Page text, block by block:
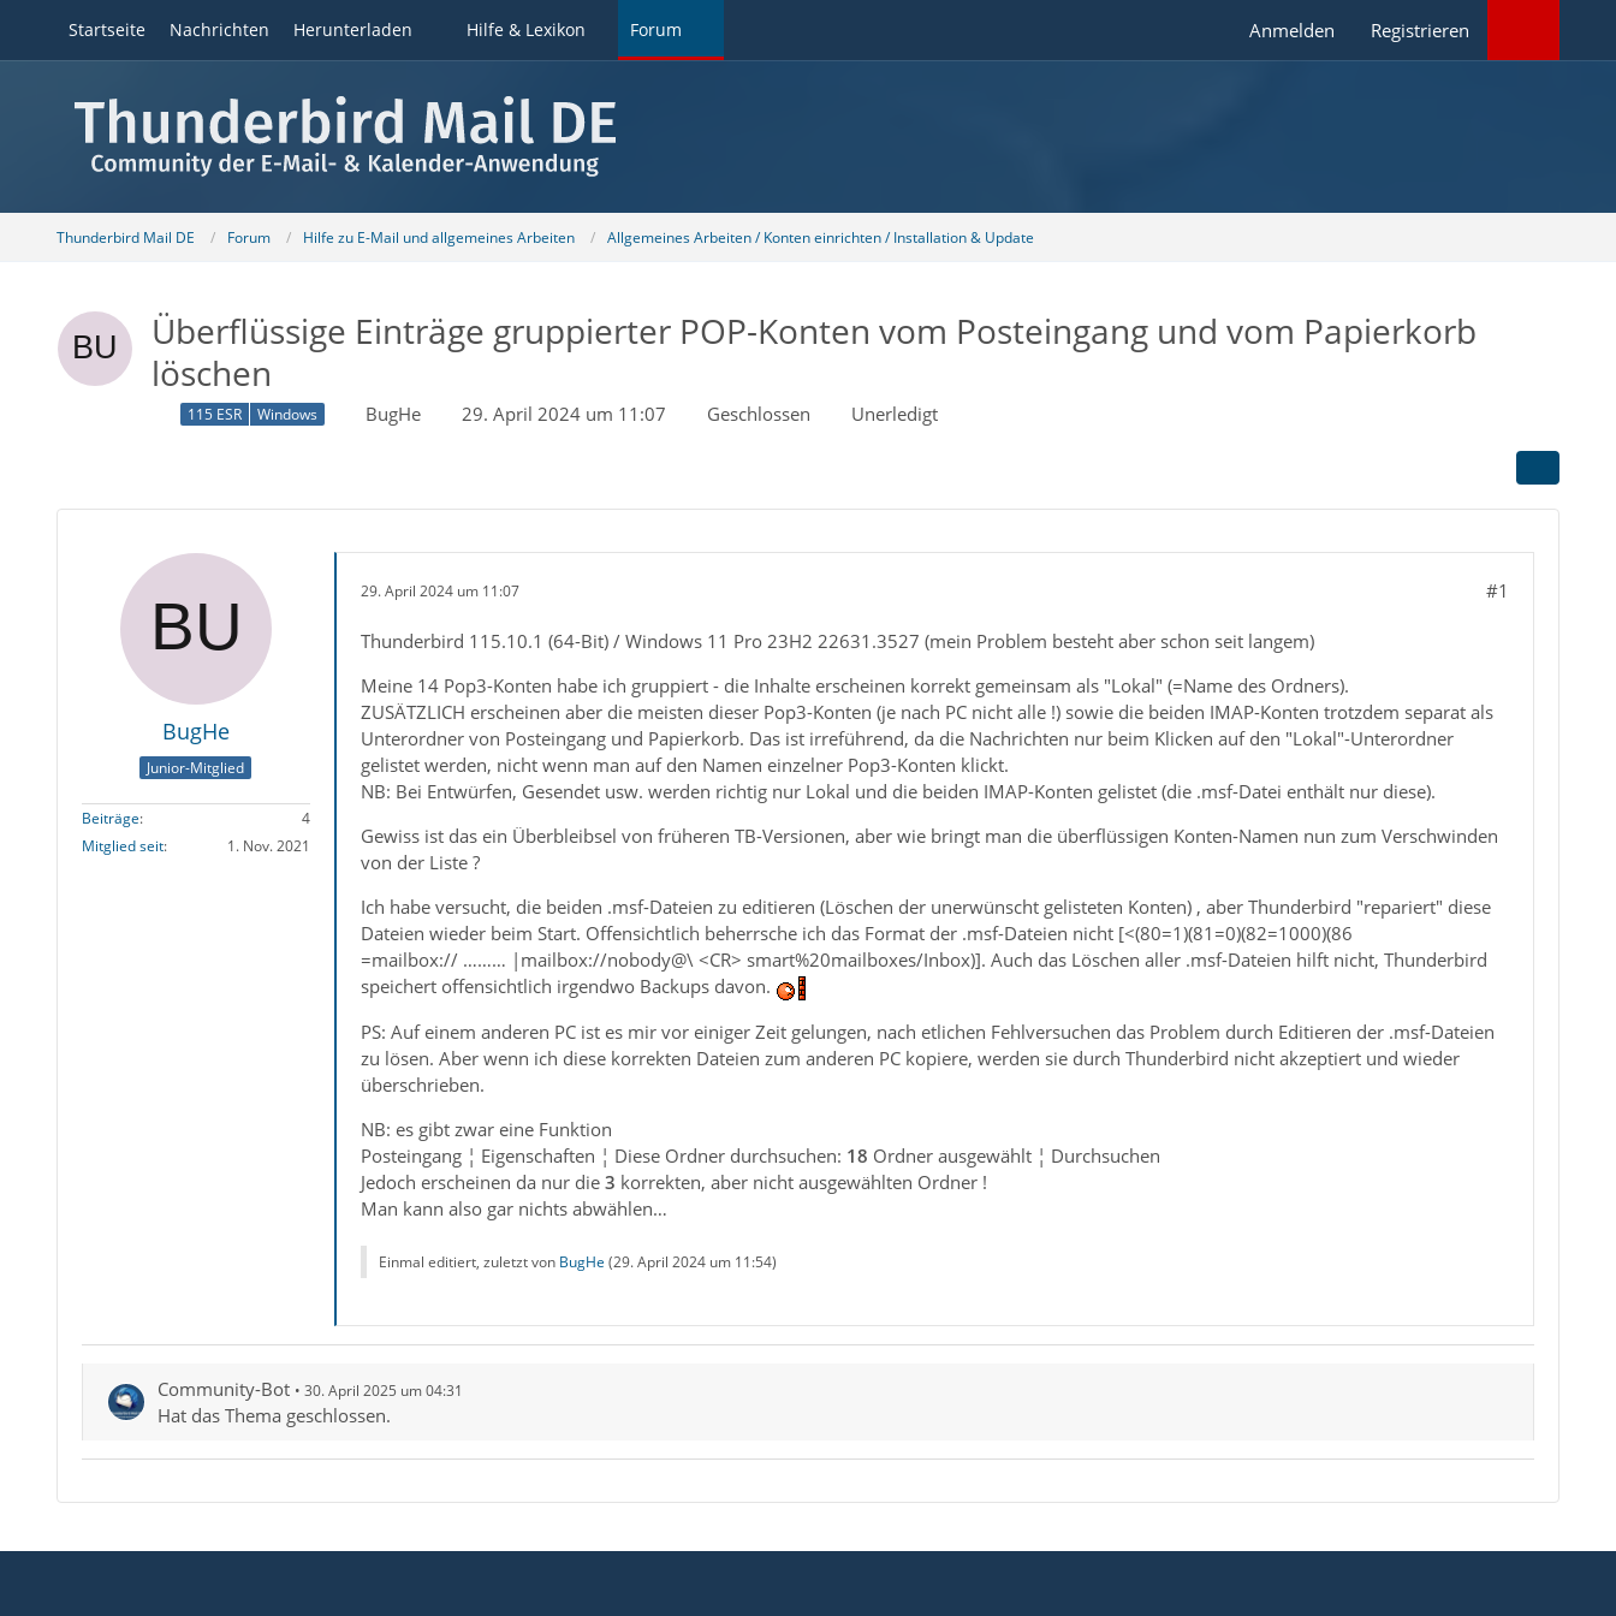
Startseite Nachrichten Herunterladen Hilfe & Lexikon Forum Anmelden Registrieren
Thunderbird Mail DE Forum Hilfe zu E-Mail und allgemeines Arbeiten Allgemeines Arbeiten / Konten einrichten / Installation & Update
Überflüssige Einträge gruppierter POP-Konten vom Posteingang und vom Papierkorb
löschen
115 ESR Windows BugHe 29. April 2024 um 11:07 Geschlossen Unerledigt
BugHe
Junior-Mitglied
Beiträge
4
Mitglied seit
1. Nov. 2021
29. April 2024 um 11:07 #1
Thunderbird 115.10.1 (64-Bit) / Windows 11 Pro 23H2 22631.3527 (mein Problem besteht aber schon seit langem)
Meine 14 Pop3-Konten habe ich gruppiert - die Inhalte erscheinen korrekt gemeinsam als "Lokal" (=Name des Ordners).
ZUSÄTZLICH erscheinen aber die meisten dieser Pop3-Konten (je nach PC nicht alle !) sowie die beiden IMAP-Konten trotzdem separat als
Unterordner von Posteingang und Papierkorb. Das ist irreführend, da die Nachrichten nur beim Klicken auf den "Lokal"-Unterordner
gelistet werden, nicht wenn man auf den Namen einzelner Pop3-Konten klickt.
NB: Bei Entwürfen, Gesendet usw. werden richtig nur Lokal und die beiden IMAP-Konten gelistet (die .msf-Datei enthält nur diese).
Gewiss ist das ein Überbleibsel von früheren TB-Versionen, aber wie bringt man die überflüssigen Konten-Namen nun zum Verschwinden
von der Liste ?
Ich habe versucht, die beiden .msf-Dateien zu editieren (Löschen der unerwünscht gelisteten Konten) , aber Thunderbird "repariert" diese
Dateien wieder beim Start. Offensichtlich beherrsche ich das Format der .msf-Dateien nicht [<(80=1)(81=0)(82=1000)(86
=mailbox:// ……… |mailbox://nobody@\ <CR> smart%20mailboxes/Inbox)]. Auch das Löschen aller .msf-Dateien hilft nicht, Thunderbird
speichert offensichtlich irgendwo Backups davon.
PS: Auf einem anderen PC ist es mir vor einiger Zeit gelungen, nach etlichen Fehlversuchen das Problem durch Editieren der .msf-Dateien
zu lösen. Aber wenn ich diese korrekten Dateien zum anderen PC kopiere, werden sie durch Thunderbird nicht akzeptiert und wieder
überschrieben.
NB: es gibt zwar eine Funktion
Posteingang ¦ Eigenschaften ¦ Diese Ordner durchsuchen: 18 Ordner ausgewählt ¦ Durchsuchen
Jedoch erscheinen da nur die 3 korrekten, aber nicht ausgewählten Ordner !
Man kann also gar nichts abwählen…
Einmal editiert, zuletzt von BugHe (29. April 2024 um 11:54)
Community-Bot 30. April 2025 um 04:31
Hat das Thema geschlossen.